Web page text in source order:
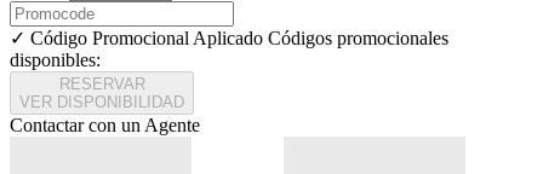
✓ Código Promocional Aplicado Códigos promocionales
disponibles:
RESERVAR
VER DISPONIBILIDAD
Contactar con un Agente